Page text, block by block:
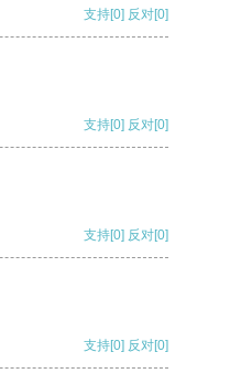
支持[0] 反对[0]
支持[0] 反对[0]
支持[0] 反对[0]
支持[0] 反对[0]